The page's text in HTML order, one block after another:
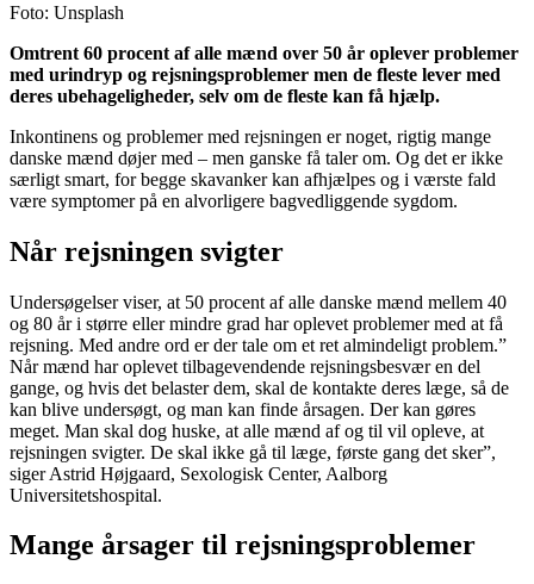
Foto: Unsplash
Omtrent 60 procent af alle mænd over 50 år oplever problemer
med urindryp og rejsningsproblemer men de fleste lever med
deres ubehageligheder, selv om de fleste kan få hjælp.
Inkontinens og problemer med rejsningen er noget, rigtig mange
danske mænd døjer med – men ganske få taler om. Og det er ikke
særligt smart, for begge skavanker kan afhjælpes og i værste fald
være symptomer på en alvorligere bagvedliggende sygdom.
Når rejsningen svigter
Undersøgelser viser, at 50 procent af alle danske mænd mellem 40
og 80 år i større eller mindre grad har oplevet problemer med at få
rejsning. Med andre ord er der tale om et ret almindeligt problem.”
Når mænd har oplevet tilbagevendende rejsningsbesvær en del
gange, og hvis det belaster dem, skal de kontakte deres læge, så de
kan blive undersøgt, og man kan finde årsagen. Der kan gøres
meget. Man skal dog huske, at alle mænd af og til vil opleve, at
rejsningen svigter. De skal ikke gå til læge, første gang det sker”,
siger Astrid Højgaard, Sexologisk Center, Aalborg
Universitetshospital.
Mange årsager til rejsningsproblemer